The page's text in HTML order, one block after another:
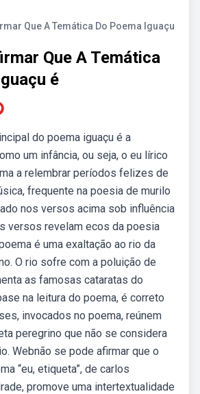
Que A Temática Do Poema Iguaçu
Que A Temática
é
do poema iguaçu é a
um infância, ou seja, o eu lírico
a relembrar períodos felizes de
frequente na poesia de murilo
nos versos acima sob influência
versos revelam ecos da poesia
é uma exaltação ao rio da
O rio sofre com a poluição de
as famosas cataratas do
na leitura do poema, é correto
invocados no poema, reúnem
peregrino que não se considera
Webnão se pode afirmar que o
“eu, etiqueta”, de carlos
promove uma intertextualidade